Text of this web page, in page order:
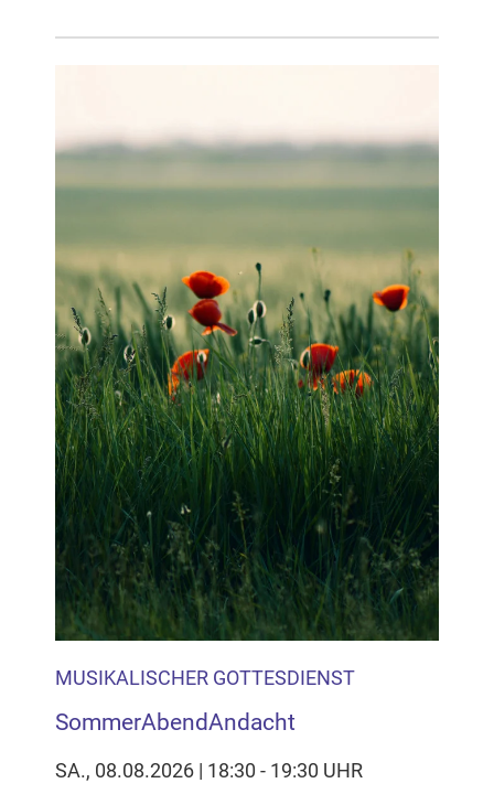
MUSIKALISCHER GOTTESDIENST
SommerAbendAndacht
SA., 08.08.2026 | 18:30 - 19:30 UHR